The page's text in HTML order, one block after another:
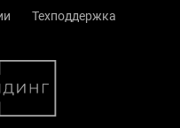
Техподдержка